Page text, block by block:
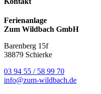
Ferienanlage
Zum Wildbach GmbH
Barenberg 15f
38879 Schierke
03 94 55 / 58 99 70
info@zum-wildbach.de